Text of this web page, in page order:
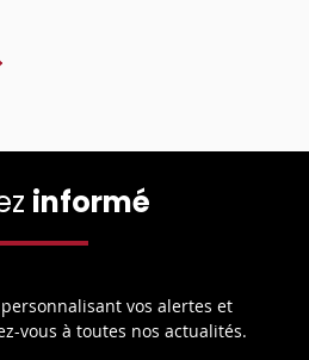
informé
vos alertes et
vous à toutes nos actualités.